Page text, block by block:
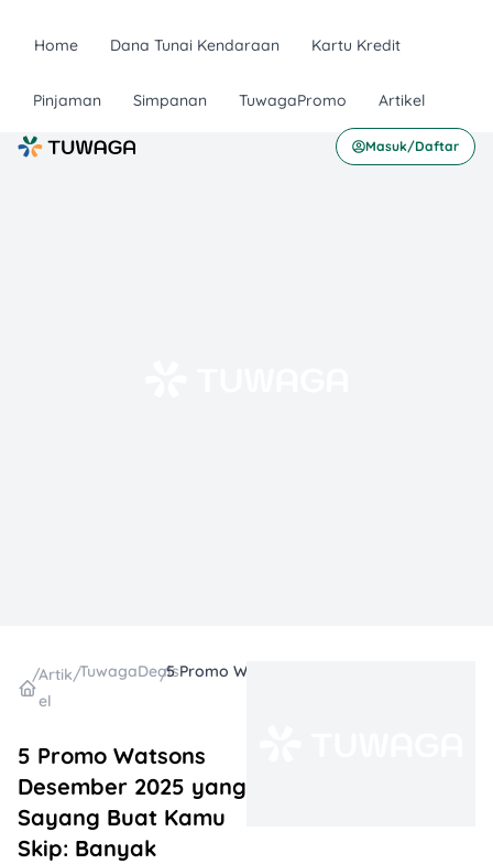
Home Dana Tunai Kendaraan Kartu Kredit
Pinjaman Simpanan TuwagaPromo Artikel
Masuk/Daftar
/Artik
el
/TuwagaDeals
/
5 Promo Watsons
Desember 2025 yang
Sayang Buat Kamu
Skip: Banyak